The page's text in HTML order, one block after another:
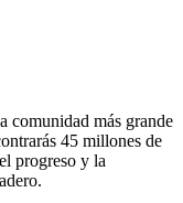
comunidad más grande
45 millones de
progreso y la